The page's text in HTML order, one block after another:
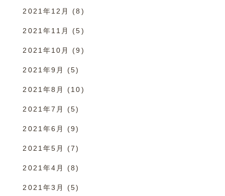
2021年12月 (8)
2021年11月 (5)
2021年10月 (9)
2021年9月 (5)
2021年8月 (10)
2021年7月 (5)
2021年6月 (9)
2021年5月 (7)
2021年4月 (8)
2021年3月 (5)